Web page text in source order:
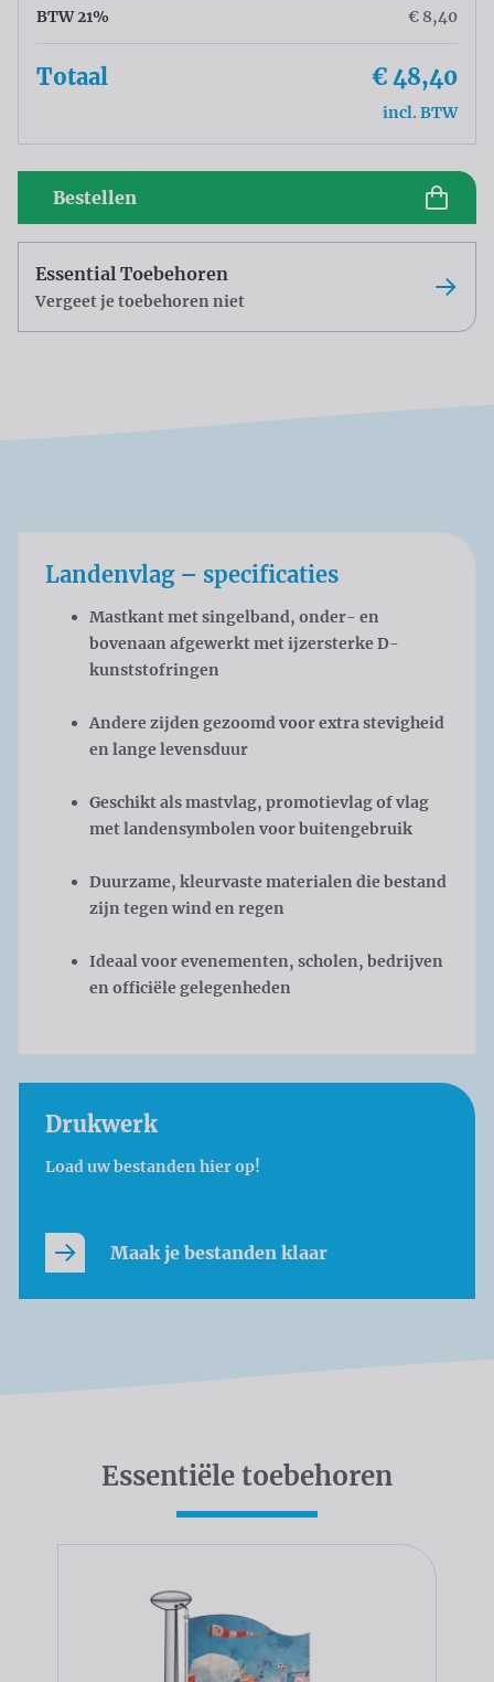
BTW 21% € 8,40
Totaal € 48,40
incl. BTW
Bestellen
Essential Toebehoren
Vergeet je toebehoren niet
Landenvlag – specificaties
Mastkant met singelband, onder- en
bovenaan afgewerkt met ijzersterke D-
kunststofringen
Andere zijden gezoomd voor extra stevigheid
en lange levensduur
Geschikt als mastvlag, promotievlag of vlag
met landensymbolen voor buitengebruik
Duurzame, kleurvaste materialen die bestand
zijn tegen wind en regen
Ideaal voor evenementen, scholen, bedrijven
en officiële gelegenheden
Drukwerk
Load uw bestanden hier op!
Maak je bestanden klaar
Essentiële toebehoren